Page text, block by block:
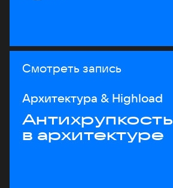
Смотреть запись
Архитектура & Highload
Антихрупкость
в архитектуре